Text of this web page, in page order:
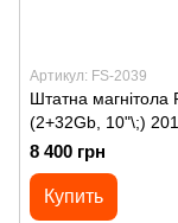
Артикул: FS-2039
Штатна
(2+32Gb, 10"\;)
8 400 грн
Купить